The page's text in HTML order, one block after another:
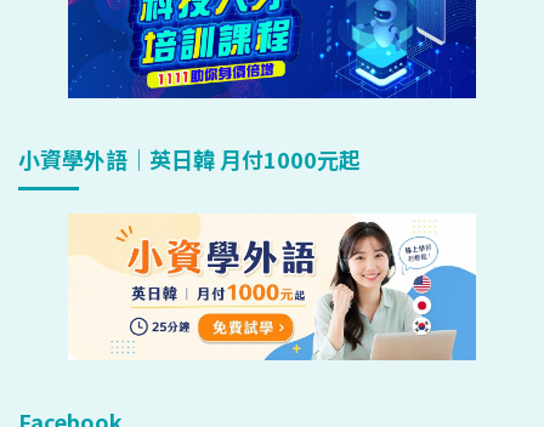
小資學外語｜英日韓 月付1000元起
Facebook